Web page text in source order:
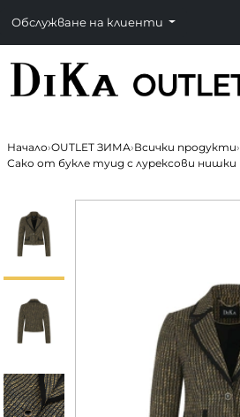
Обслужване на клиенти
Начало›OUTLET ЗИМА›Всички продукти›
Сако от букле туид с лурексови нишки